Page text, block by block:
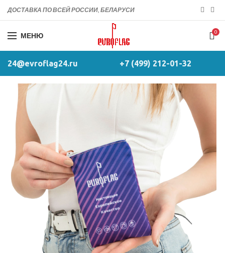
ДОСТАВКА ПО ВСЕЙ РОССИИ, БЕЛАРУСИ
МЕНЮ 0
24@evroflag24.ru +7 (499) 212-01-32